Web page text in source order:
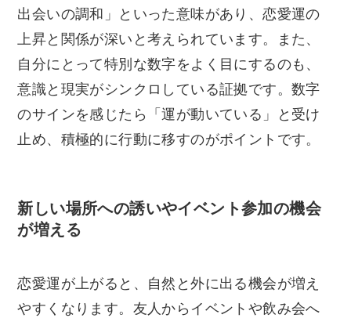
出会いの調和」といった意味があり、恋愛運の
上昇と関係が深いと考えられています。また、
自分にとって特別な数字をよく目にするのも、
意識と現実がシンクロしている証拠です。数字
のサインを感じたら「運が動いている」と受け
止め、積極的に行動に移すのがポイントです。
新しい場所への誘いやイベント参加の機会
が増える
恋愛運が上がると、自然と外に出る機会が増え
やすくなります。友人からイベントや飲み会へ